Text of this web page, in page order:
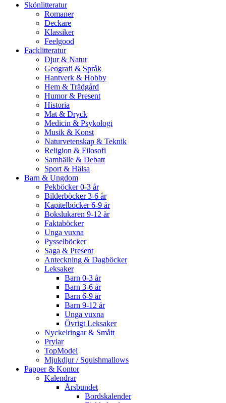
Skönlitteratur
Romaner
Deckare
Klassiker
Feelgood
Facklitteratur
Djur & Natur
Geografi & Språk
Hantverk & Hobby
Hem & Trädgård
Humor & Present
Historia
Mat & Dryck
Medicin & Psykologi
Musik & Konst
Naturvetenskap & Teknik
Religion & Filosofi
Samhälle & Debatt
Sport & Hälsa
Barn & Ungdom
Pekböcker 0-3 år
Bilderböcker 3-6 år
Kapitelböcker 6-9 år
Bokslukaren 9-12 år
Faktaböcker
Unga vuxna
Pysselböcker
Saga & Present
Anteckning & Dagböcker
Leksaker
Barn 0-3 år
Barn 3-6 år
Barn 6-9 år
Barn 9-12 år
Unga vuxna
Övrigt Leksaker
Nyckelringar & Smått
Prylar
TopModel
Mjukdjur / Squishmallows
Papper & Kontor
Kalendrar
Årsbundet
Bordskalender